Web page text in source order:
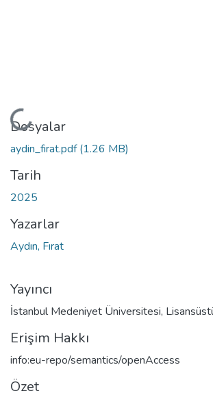
Yükleniyor...
Dosyalar
aydin_firat.pdf(1.26 MB)
Tarih
2025
Yazarlar
Aydın, Fırat
Yayıncı
İstanbul Medeniyet Üniversitesi,
Erişim Hakkı
info:eu-repo/semantics/openAccess
Özet